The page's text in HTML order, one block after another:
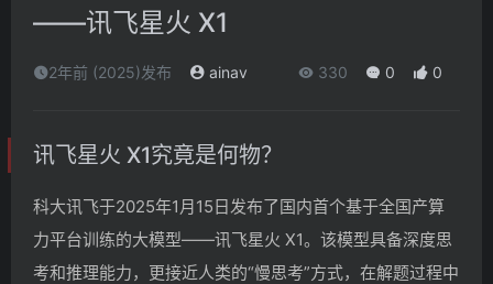
——讯飞星火 X1
2年前 (2025)发布 ainav 330 0 0
讯飞星火 X1究竟是何物？
科大讯飞于2025年1月15日发布了国内首个基于全国产算
力平台训练的大模型——讯飞星火 X1。该模型具备深度思
考和推理能力，更接近人类的“慢思考”方式，在解题过程中